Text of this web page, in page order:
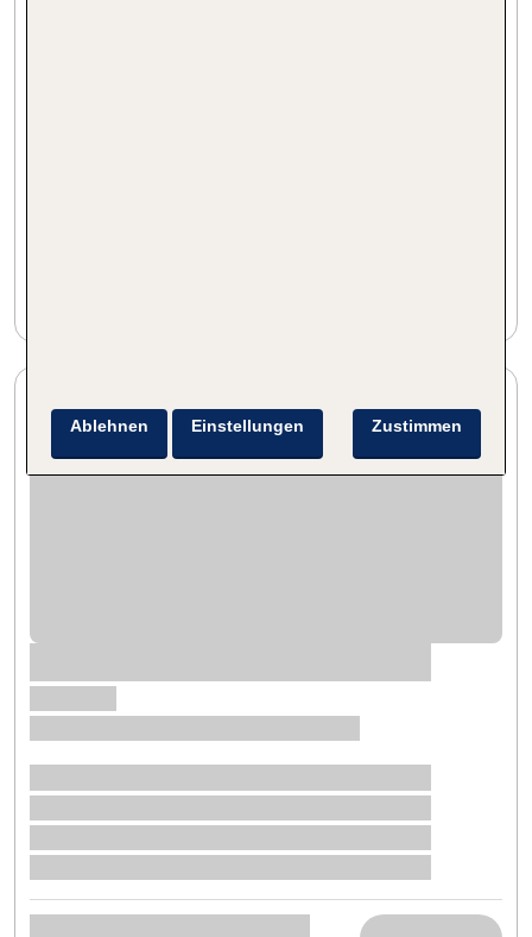
Zustimmen
Ablehnen Einstellungen